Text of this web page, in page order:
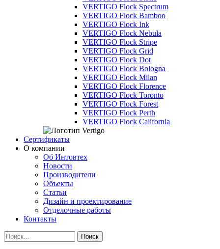
VERTIGO Flock Spectrum
VERTIGO Flock Bamboo
VERTIGO Flock Ink
VERTIGO Flock Nebula
VERTIGO Flock Stripe
VERTIGO Flock Grid
VERTIGO Flock Dot
VERTIGO Flock Bologna
VERTIGO Flock Milan
VERTIGO Flock Florence
VERTIGO Flock Toronto
VERTIGO Flock Forest
VERTIGO Flock Perth
VERTIGO Flock California
Сертификаты
О компании
Об Интовтех
Новости
Производители
Объекты
Статьи
Дизайн и проектирование
Отделочные работы
Контакты